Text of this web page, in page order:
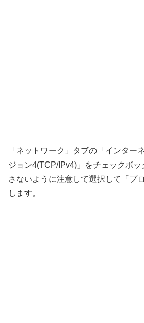
「ネットワーク」タブの「インター
ジョン4(TCP/IPv4)」をチェックボ
さないように注意して選択して「プ
します。